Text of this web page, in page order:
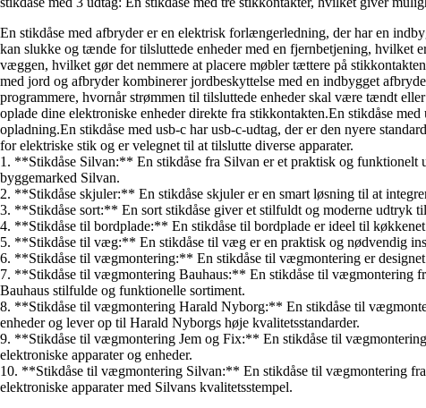
En stikdåse med afbryder er en elektrisk forlængerledning, der har en
kan slukke og tænde for tilsluttede enheder med en fjernbetjening, hvilket
væggen, hvilket gør det nemmere at placere møbler tættere på
med jord og afbryder kombinerer jordbeskyttelse med en indbygget
programmere, hvornår strømmen til tilsluttede enheder skal være tændt
oplade dine elektroniske enheder direkte fra stikkontakten.En stikdåse
opladning.En stikdåse med usb-c har usb-c-udtag, der er den nyere
for elektriske stik og er velegnet til at tilslutte diverse apparater.
1. **Stikdåse Silvan:** En stikdåse fra Silvan er et praktisk og funktionelt
byggemarked Silvan.
2. **Stikdåse skjuler:** En stikdåse skjuler er en smart løsning til at
3. **Stikdåse sort:** En sort stikdåse giver et stilfuldt og moderne udtryk
4. **Stikdåse til bordplade:** En stikdåse til bordplade er ideel til
5. **Stikdåse til væg:** En stikdåse til væg er en praktisk og nødvendig
6. **Stikdåse til vægmontering:** En stikdåse til vægmontering er
7. **Stikdåse til vægmontering Bauhaus:** En stikdåse til vægmontering
Bauhaus stilfulde og funktionelle sortiment.
8. **Stikdåse til vægmontering Harald Nyborg:** En stikdåse til
enheder og lever op til Harald Nyborgs høje kvalitetsstandarder.
9. **Stikdåse til vægmontering Jem og Fix:** En stikdåse til
elektroniske apparater og enheder.
10. **Stikdåse til vægmontering Silvan:** En stikdåse til vægmontering
elektroniske apparater med Silvans kvalitetsstempel.